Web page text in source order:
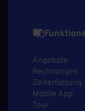
Angebote
Rechnungen
Zeiterfassung
Mobile App
Tour